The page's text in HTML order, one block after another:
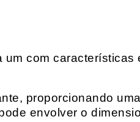
com características
proporcionando
envolver o